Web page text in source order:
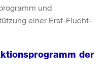
und
einer Erst-Flucht-
der